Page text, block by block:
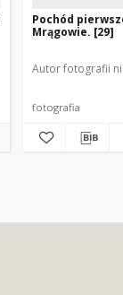
Pochód
Mrągowie. [29]
Autor fotografii
fotografia